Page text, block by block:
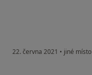
22. června 2021 • jiné místo